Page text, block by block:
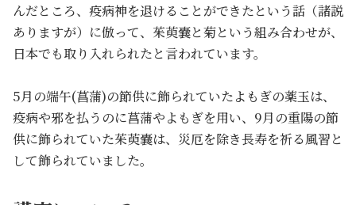
んだところ、疫病神を退けることができたという話（諸説
ありますが）に倣って、茱萸嚢と菊という組み合わせが、
日本でも取り入れられたと言われています。
5月の端午(菖蒲)の節供に飾られていたよもぎの薬玉は、
疫病や邪を払うのに菖蒲やよもぎを用い、9月の重陽の節
供に飾られていた茱萸嚢は、災厄を除き長寿を祈る風習と
して飾られていました。